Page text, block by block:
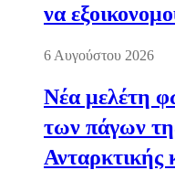
να
6 Αυγούστου 2026
Νέα μελέτη
των πάγων
Ανταρκτικής